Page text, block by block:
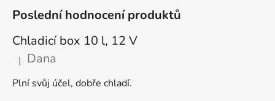
Poslední hodnocení produktů
Chladicí box 10 l, 12 V
Hodnocení produktu je 5 z 5 hvězdiček.
| Dana
Plní svůj účel, dobře chladí.